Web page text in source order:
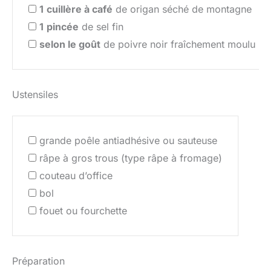
1 cuillère à café de origan séché de montagne
1 pincée de sel fin
selon le goût de poivre noir fraîchement moulu
Ustensiles
grande poêle antiadhésive ou sauteuse
râpe à gros trous (type râpe à fromage)
couteau d’office
bol
fouet ou fourchette
Préparation